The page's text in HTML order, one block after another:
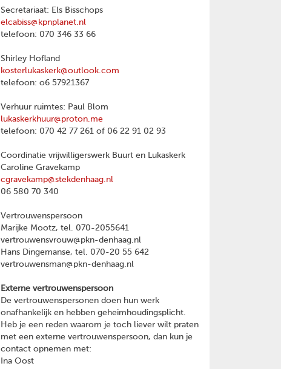
Secretariaat: Els Bisschops
elcabiss@kpnplanet.nl
telefoon: 070 346 33 66
Shirley Hofland
kosterlukaskerk@outlook.com
telefoon: o6 57921367
Verhuur ruimtes: Paul Blom
lukaskerkhuur@proton.me
telefoon: 070 42 77 261 of 06 22 91 02 93
Coordinatie vrijwilligerswerk Buurt en Lukaskerk
Caroline Gravekamp
cgravekamp@stekdenhaag.nl
06 580 70 340
Vertrouwenspersoon
Marijke Mootz, tel. 070-2055641
vertrouwensvrouw@pkn-denhaag.nl
Hans Dingemanse, tel. 070-20 55 642
vertrouwensman@pkn-denhaag.nl
Externe vertrouwenspersoon
De vertrouwenspersonen doen hun werk
onafhankelijk en hebben geheimhoudingsplicht.
Heb je een reden waarom je toch liever wilt praten
met een externe vertrouwenspersoon, dan kun je
contact opnemen met:
Ina Oost